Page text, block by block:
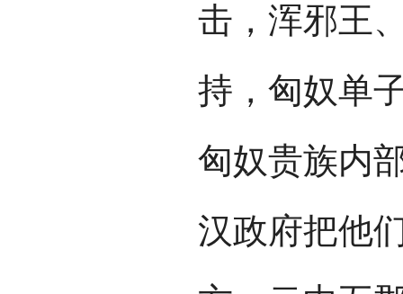
击，浑邪王
持，匈奴单
匈奴贵族内
汉政府把他